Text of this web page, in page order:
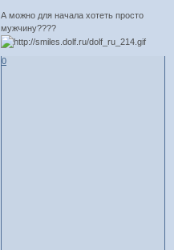
А можно для начала хотеть просто
мужчину????
0